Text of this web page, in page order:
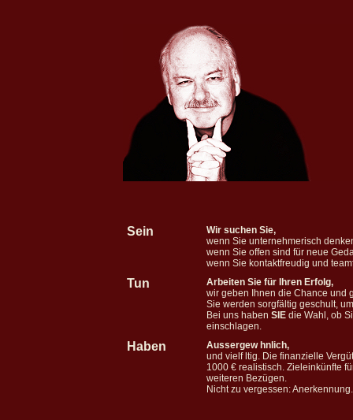
Sein
Wir suchen Sie,
wenn Sie unternehmerisch
wenn Sie offen sind für neue
wenn Sie kontaktfreudig und
Tun
Arbeiten Sie für Ihren Erfolg,
wir geben Ihnen die Chance und
Sie werden sorgfältig geschult,
Bei uns haben SIE die Wahl, ob
einschlagen.
Haben
Aussergew hnlich,
und vielf ltig. Die finanzielle
1000 € realistisch. Zieleinkünfte
weiteren Bezügen.
Nicht zu vergessen: Anerkennung.